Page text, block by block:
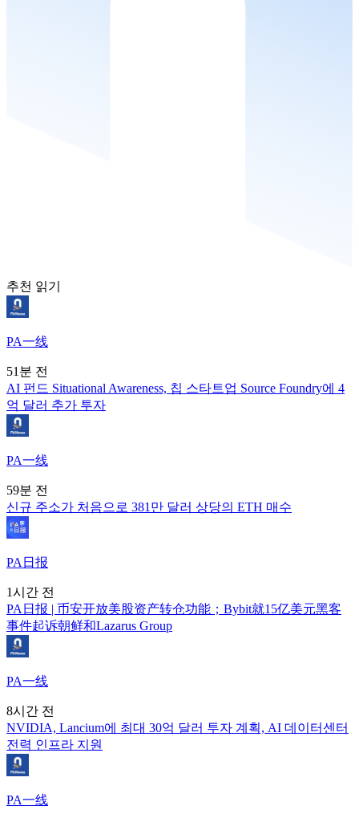
추천 읽기
PA一线
51분 전
AI 펀드 Situational Awareness, 칩 스타트업 Source Foundry에 4
억 달러 추가 투자
PA一线
59분 전
신규 주소가 처음으로 381만 달러 상당의 ETH 매수
PA日报
1시간 전
PA日报 | 币安开放美股资产转仓功能；Bybit就15亿美元黑客
事件起诉朝鲜和Lazarus Group
PA一线
8시간 전
NVIDIA, Lancium에 최대 30억 달러 투자 계획, AI 데이터센터
전력 인프라 지원
PA一线